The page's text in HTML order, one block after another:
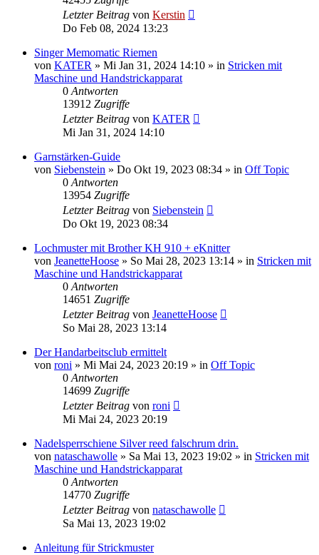
Letzter Beitrag von Kerstin
Do Feb 08, 2024 13:23
Singer Memomatic Riemen
von KATER » Mi Jan 31, 2024 14:10 » in Stricken mit
Maschine und Handstrickapparat
0 Antworten
13912 Zugriffe
Letzter Beitrag von KATER
Mi Jan 31, 2024 14:10
Garnstärken-Guide
von Siebenstein » Do Okt 19, 2023 08:34 » in Off Topic
0 Antworten
13954 Zugriffe
Letzter Beitrag von Siebenstein
Do Okt 19, 2023 08:34
Lochmuster mit Brother KH 910 + eKnitter
von JeanetteHoose » So Mai 28, 2023 13:14 » in Stricken mit
Maschine und Handstrickapparat
0 Antworten
14651 Zugriffe
Letzter Beitrag von JeanetteHoose
So Mai 28, 2023 13:14
Der Handarbeitsclub ermittelt
von roni » Mi Mai 24, 2023 20:19 » in Off Topic
0 Antworten
14699 Zugriffe
Letzter Beitrag von roni
Mi Mai 24, 2023 20:19
Nadelsperrschiene Silver reed falschrum drin.
von nataschawolle » Sa Mai 13, 2023 19:02 » in Stricken mit
Maschine und Handstrickapparat
0 Antworten
14770 Zugriffe
Letzter Beitrag von nataschawolle
Sa Mai 13, 2023 19:02
Anleitung für Strickmuster